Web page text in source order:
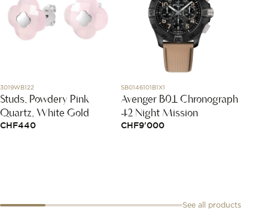
3019WB122
Studs, Powdery Pink
Quartz, White Gold
CHF440
SB0146101B1X1
Avenger B01 Chronograph
42 Night Mission
CHF9'000
See all products